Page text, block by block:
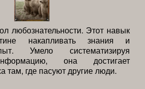
любознательности. Этот навык
накапливать знания и
Умело систематизируя
она достигает
там, где пасуют другие люди.